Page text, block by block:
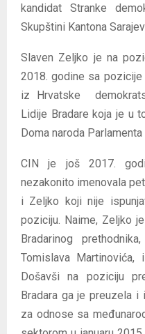
kandidat Stranke
Skupštini Kantona
Slaven Zeljko je na
2018. godine sa
iz Hrvatske
Lidije Bradare koja je u
Doma naroda
CIN je još 2017.
nezakonito imenovala
i Zeljko koji nije
poziciju. Naime, Zeljko
Bradarinog
Tomislava
Došavši na poziciju
Bradara ga je preuzela i
za odnose sa